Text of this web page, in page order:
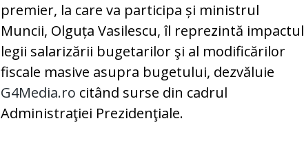
premier, la care va participa și ministrul
Muncii, Olguța Vasilescu, îl reprezintă impactul
legii salarizării bugetarilor şi al modificărilor
fiscale masive asupra bugetului, dezvăluie
G4Media.ro citând surse din cadrul
Administraţiei Prezidenţiale.